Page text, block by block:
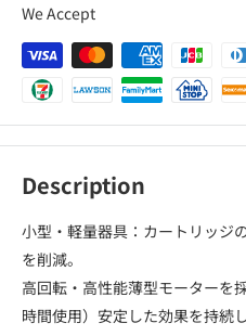
We Accept
Description
小型・軽量器具：カートリッジ
を削減。
高回転・高性能薄型モーターを
時間使用）安定した効果を持続し